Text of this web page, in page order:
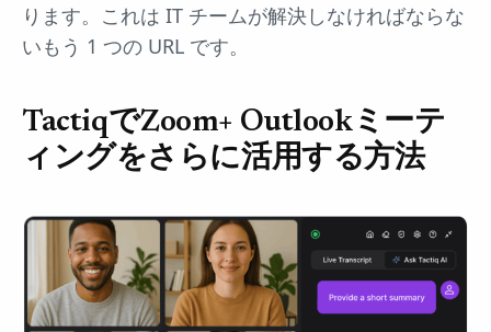
ります。これは IT チームが解決しなければならな
いもう 1 つの URL です。
TactiqでZoom+ Outlookミーテ
ィングをさらに活用する方法